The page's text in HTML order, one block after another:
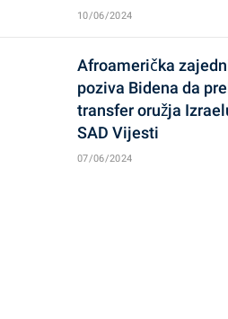
10/06/2024
Afroamerička
poziva Bidena da
transfer oružja
SAD Vijesti
07/06/2024